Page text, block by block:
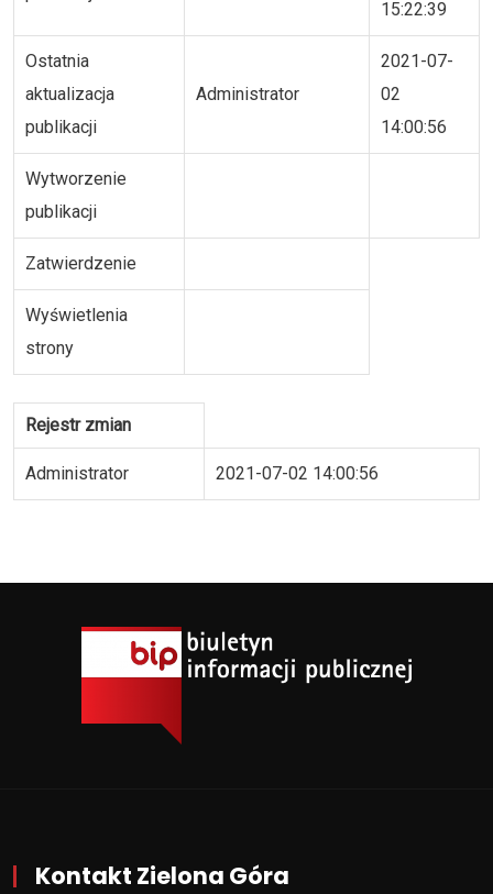
15:22:39
Ostatnia
aktualizacja
publikacji
Administrator
2021-07-
02
14:00:56
Wytworzenie
publikacji
Zatwierdzenie
Wyświetlenia
strony
Rejestr zmian
Administrator 2021-07-02 14:00:56
Kontakt Zielona Góra